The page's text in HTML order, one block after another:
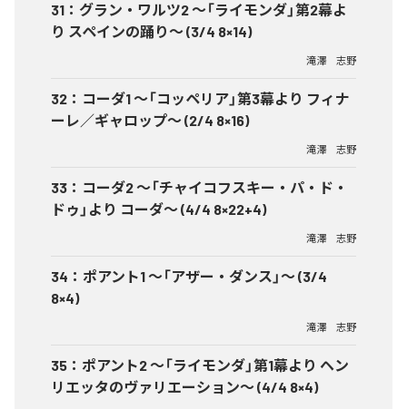
31 ： グラン・ワルツ2 ～「ライモンダ」第2幕よ
り スペインの踊り～ (3/4 8×14)
滝澤 志野
32 ： コーダ1 ～「コッペリア」第3幕より フィナ
ーレ／ギャロップ～ (2/4 8×16)
滝澤 志野
33 ： コーダ2 ～「チャイコフスキー・パ・ド・
ドゥ」より コーダ～ (4/4 8×22+4)
滝澤 志野
34 ： ポアント1 ～「アザー・ダンス」～ (3/4
8×4)
滝澤 志野
35 ： ポアント2 ～「ライモンダ」第1幕より ヘン
リエッタのヴァリエーション～ (4/4 8×4)